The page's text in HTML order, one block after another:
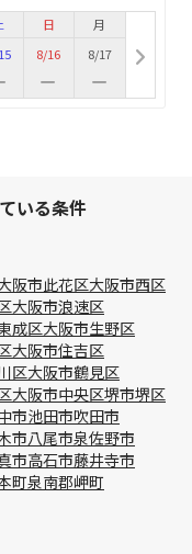
日
8/16
月
8/17
いる条件
阪市此花区大阪市西区
大阪市浪速区
成区大阪市生野区
大阪市住吉区
区大阪市鶴見区
大阪市中央区堺市堺区
市池田市吹田市
市八尾市泉佐野市
市高石市藤井寺市
町泉南郡岬町